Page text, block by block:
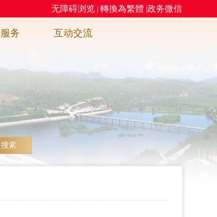
无障碍浏览 | 轉換為繁體 |政务微信
务 互动交流
搜索